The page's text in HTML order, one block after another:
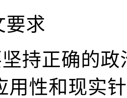
要求
持正确的
用性和现实